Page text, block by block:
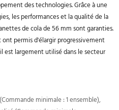
des technologies. Grâce à une
les performances et la qualité de la
de cola de 56 mm sont garanties.
ont permis d'élargir progressivement
est largement utilisé dans le secteur
minimale : 1 ensemble),